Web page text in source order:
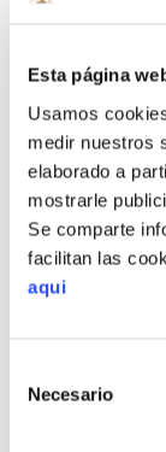
Esta página
Usamos
medir nuestros
elaborado a
mostrarle
Se comparte
facilitan las
aqui
Necesario
El duelo:
(guía completa)
Resolución de
barreras (guía
La autoestima:
Cómo mejorar